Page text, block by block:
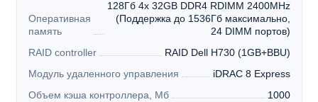
Оперативная
память
128Гб 4x 32GB DDR4 RDIMM 2400MHz
(Поддержка до 1536Гб максимально,
24 DIMM портов)
RAID controller
RAID Dell H730 (1GB+BBU)
Модуль удаленного управления
iDRAC 8 Express
Объем кэша контроллера, Мб
1000